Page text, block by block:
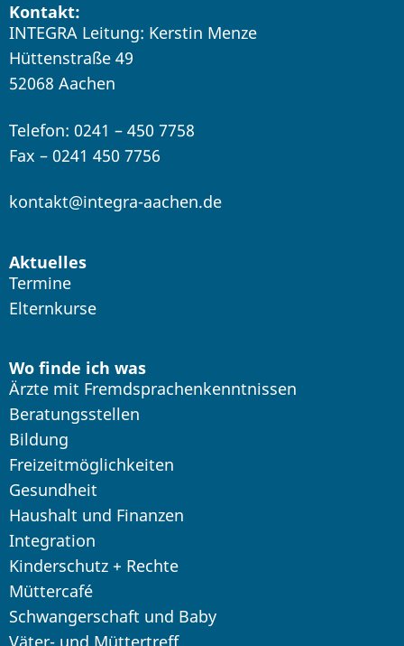
Kontakt:
INTEGRA Leitung: Kerstin Menze
Hüttenstraße 49
52068 Aachen
Telefon: 0241 – 450 7758
Fax – 0241 450 7756
kontakt@integra-aachen.de
Aktuelles
Termine
Elternkurse
Wo finde ich was
Ärzte mit Fremdsprachenkenntnissen
Beratungsstellen
Bildung
Freizeitmöglichkeiten
Gesundheit
Haushalt und Finanzen
Integration
Kinderschutz + Rechte
Müttercafé
Schwangerschaft und Baby
Väter- und Müttertreff